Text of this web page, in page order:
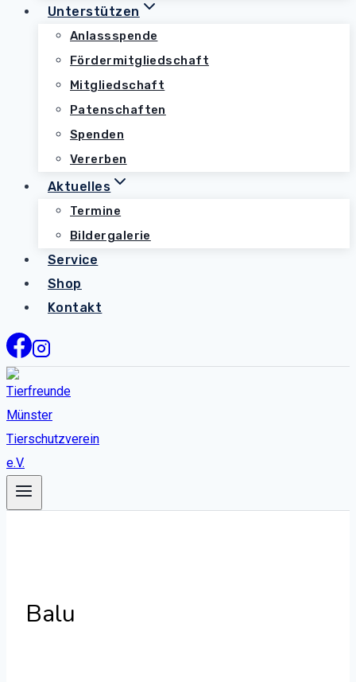
Unterstützen
Anlassspende
Fördermitgliedschaft
Mitgliedschaft
Patenschaften
Spenden
Vererben
Aktuelles
Termine
Bildergalerie
Service
Shop
Kontakt
Balu